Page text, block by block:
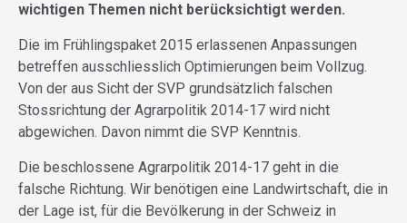
wichtigen Themen nicht berücksichtigt werden.
Die im Frühlingspaket 2015 erlassenen Anpassungen
betreffen ausschliesslich Optimierungen beim Vollzug.
Von der aus Sicht der SVP grundsätzlich falschen
Stossrichtung der Agrarpolitik 2014-17 wird nicht
abgewichen. Davon nimmt die SVP Kenntnis.
Die beschlossene Agrarpolitik 2014-17 geht in die
falsche Richtung. Wir benötigen eine Landwirtschaft, die in
der Lage ist, für die Bevölkerung in der Schweiz in